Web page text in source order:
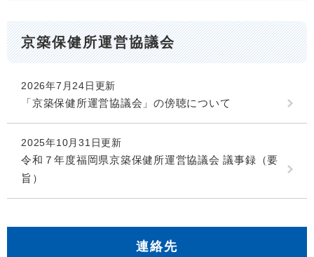
京築保健所運営協議会
2026年7月24日更新
「京築保健所運営協議会」の傍聴について
2025年10月31日更新
令和７年度福岡県京築保健所運営協議会 議事録（要
旨）
連絡先